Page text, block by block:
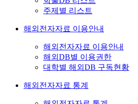
주제별 리스트
해외전자자료 이용안내
해외전자자료 이용안내
해외DB별 이용권한
대학별 해외DB 구독현황
해외전자자료 통계